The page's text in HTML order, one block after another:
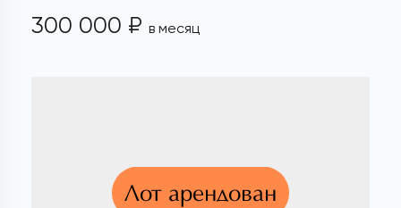
300 000 ₽ в месяц
Лот арендован